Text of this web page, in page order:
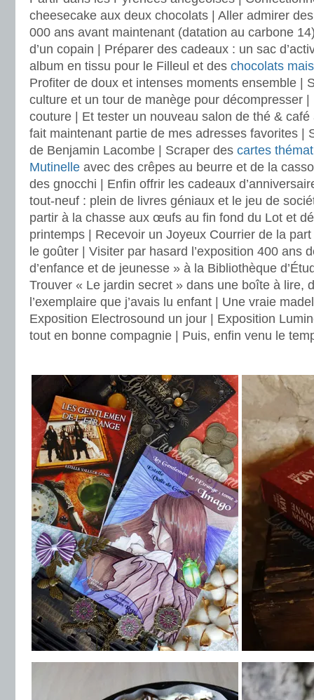
cheesecake aux deux chocolats | Aller admirer
000 ans avant maintenant (datation au carbone
d’un copain | Préparer des cadeaux : un sac
album en tissu pour le Filleul et des chocolats
Profiter de doux et intenses moments ensemble |
culture et un tour de manège pour décompresser
couture | Et tester un nouveau salon de thé &
fait maintenant partie de mes adresses favorites |
de Benjamin Lacombe | Scraper des cartes
Mutinelle avec des crêpes au beurre et de la
des gnocchi | Enfin offrir les cadeaux
tout-neuf : plein de livres géniaux et le jeu de
partir à la chasse aux œufs au fin fond du Lot et
printemps | Recevoir un Joyeux Courrier de la
le goûter | Visiter par hasard l’exposition 400 ans
d’enfance et de jeunesse » à la Bibliothèque
Trouver « Le jardin secret » dans une boîte à lire,
l’exemplaire que j’avais lu enfant | Une vraie
Exposition Electrosound un jour | Exposition
tout en bonne compagnie | Puis, enfin venu le